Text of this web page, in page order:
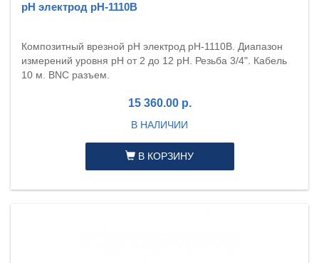
рН электрод pH-1110B
Композитный врезной pH электрод pH-1110B. Диапазон
измерений уровня pH от 2 до 12 pH. Резьба 3/4". Кабель
10 м. BNC разъем.
15 360.00 р.
В НАЛИЧИИ
В КОРЗИНУ